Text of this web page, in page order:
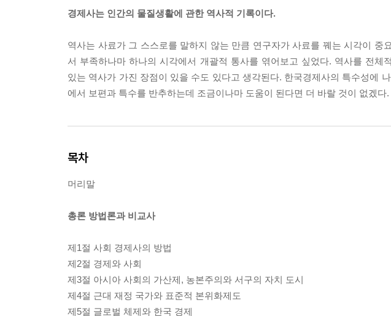
경제사는 인간의 물질생활에 관한 역사적 기록이다.
역사는 사료가 그 스스로를 말하지 않는 만큼 연구자가 사료를 꿰는 시각이 중
서 부족하나마 하나의 시각에서 개괄적 통사를 엮어보고 싶었다. 역사를 전
있는 역사가 가진 장점이 있을 수도 있다고 생각된다. 한국경제사의 특수성에
에서 보편과 특수를 반추하는데 조금이나마 도움이 된다면 더 바랄 것이 없겠다.
목차
머리말
총론 방법론과 비교사
제1절 사회 경제사의 방법
제2절 경제와 사회
제3절 아시아 사회의 가산제, 농본주의와 서구의 자치 도시
제4절 근대 재정 국가와 표준적 본위화제도
제5절 글로벌 체제와 한국 경제